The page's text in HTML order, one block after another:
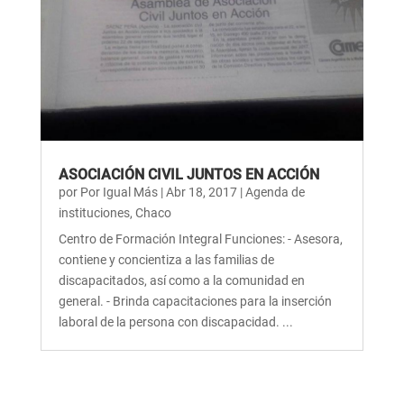
ASOCIACIÓN CIVIL JUNTOS EN ACCIÓN
por Por Igual Más|Abr 18, 2017|Agenda de
instituciones, Chaco
Centro de Formación Integral Funciones: - Asesora,
contiene y concientiza a las familias de
discapacitados, así como a la comunidad en
general. - Brinda capacitaciones para la inserción
laboral de la persona con discapacidad. ...